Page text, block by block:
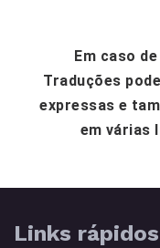
Em caso
Traduções
expressas e
em várias
Links rápidos